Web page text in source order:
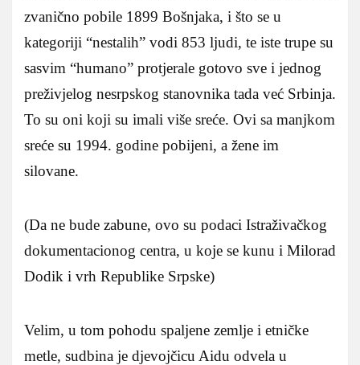
zvanično pobile 1899 Bošnjaka, i što se u
kategoriji “nestalih” vodi 853 ljudi, te iste trupe su
sasvim “humano” protjerale gotovo sve i jednog
preživjelog nesrpskog stanovnika tada već Srbinja.
To su oni koji su imali više sreće. Ovi sa manjkom
sreće su 1994. godine pobijeni, a žene im
silovane.
(Da ne bude zabune, ovo su podaci Istraživačkog
dokumentacionog centra, u koje se kunu i Milorad
Dodik i vrh Republike Srpske)
Velim, u tom pohodu spaljene zemlje i etničke
metle, sudbina je djevojčicu Aidu odvela u